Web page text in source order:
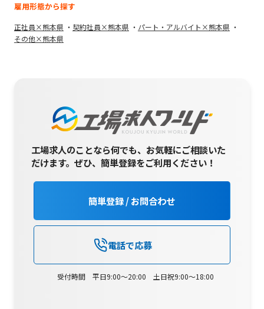
雇用形態から探す
正社員×熊本県 契約社員×熊本県
パート・アルバイト×熊本県
その他×熊本県
工場求人のことなら何でも、お気軽にご相談いた
だけます。ぜひ、簡単登録をご利用ください！
簡単登録 / お問合わせ
電話で応募
受付時間 平日9:00～20:00 土日祝9:00～18:00